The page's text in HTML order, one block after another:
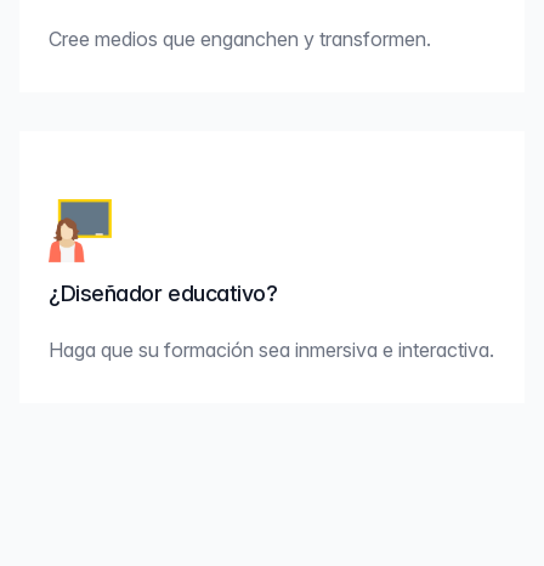
Cree medios que enganchen y transformen.
¿Diseñador educativo?
Haga que su formación sea inmersiva e interactiva.